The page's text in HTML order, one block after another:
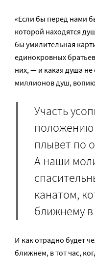
«Если бы перед нами
которой находятся
бы умилительная
единокровных
них, — и какая душа не
миллионов душ,
Участь
положению
плывет по
А наши
канатом,
ближнему
И как отрадно будет
ближнем, в тот час,